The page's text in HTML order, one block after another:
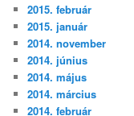
2015. február
2015. január
2014. november
2014. június
2014. május
2014. március
2014. február